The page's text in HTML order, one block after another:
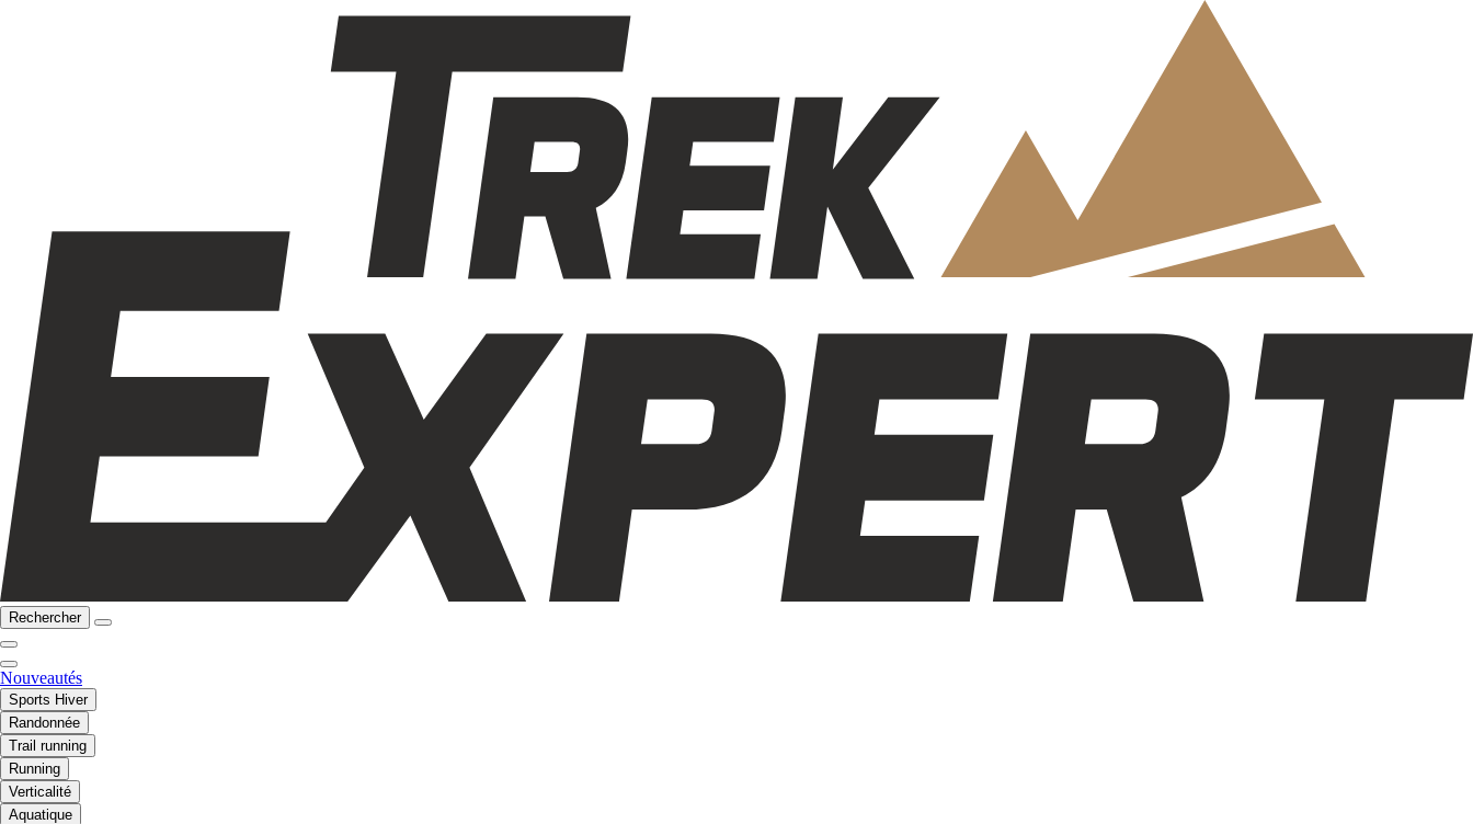
Rechercher
Nouveautés
Sports Hiver
Randonnée
Trail running
Running
Verticalité
Aquatique